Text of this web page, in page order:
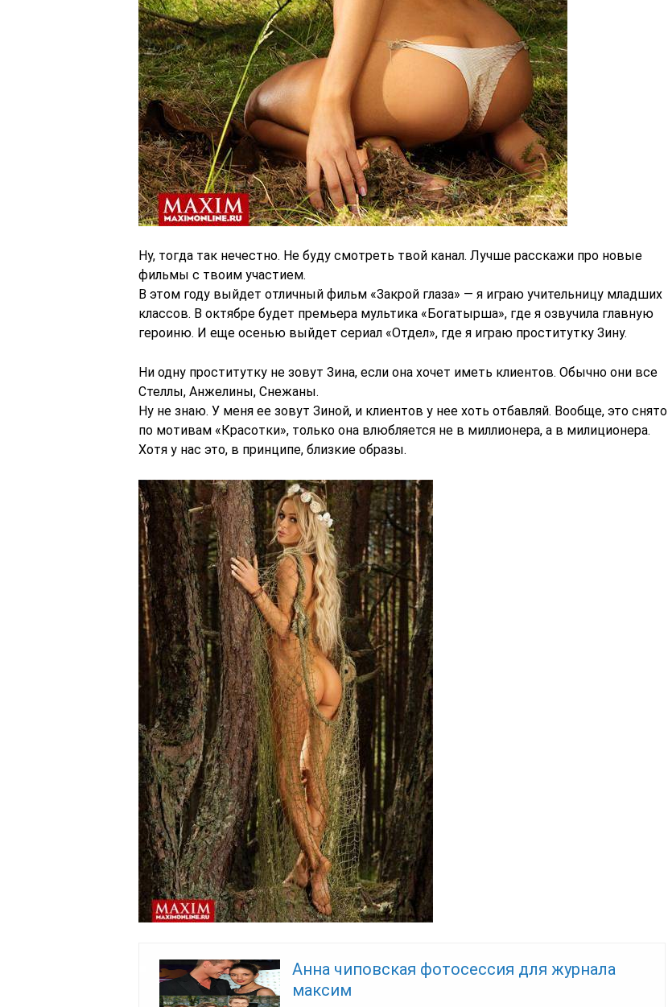
Ну, тогда так нечестно. Не буду смотреть твой канал. Лучше расскажи про новые
фильмы с твоим участием.
В этом году выйдет отличный фильм «Закрой глаза» — я играю учительницу младших
классов. В октябре будет премьера мультика «Богатырша», где я озвучила главную
героиню. И еще осенью выйдет сериал «Отдел», где я играю проститутку Зину.
Ни одну проститутку не зовут Зина, если она хочет иметь клиентов. Обычно они все
Стеллы, Анжелины, Снежаны.
Ну не знаю. У меня ее зовут Зиной, и клиентов у нее хоть отбавляй. Вообще, это снято
по мотивам «Красотки», только она влюбляется не в миллионера, а в милиционера.
Хотя у нас это, в принципе, близкие образы.
Анна чиповская фотосессия для журнала
максим